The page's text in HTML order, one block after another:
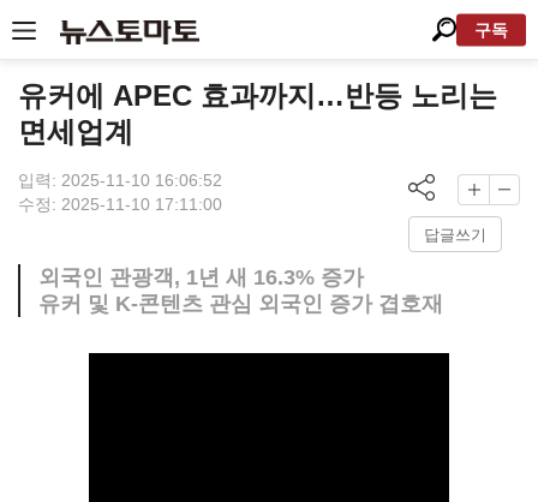
구독
유커에 APEC 효과까지…반등 노리는
면세업계
입력: 2025-11-10 16:06:52
수정: 2025-11-10 17:11:00
답글쓰기
외국인 관광객, 1년 새 16.3% 증가
유커 및 K-콘텐츠 관심 외국인 증가 겹호재